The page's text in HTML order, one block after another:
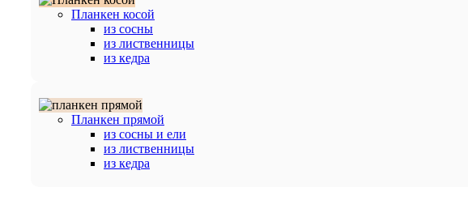
Планкен косой
из сосны
из лиственницы
из кедра
Планкен прямой
из сосны и ели
из лиственницы
из кедра